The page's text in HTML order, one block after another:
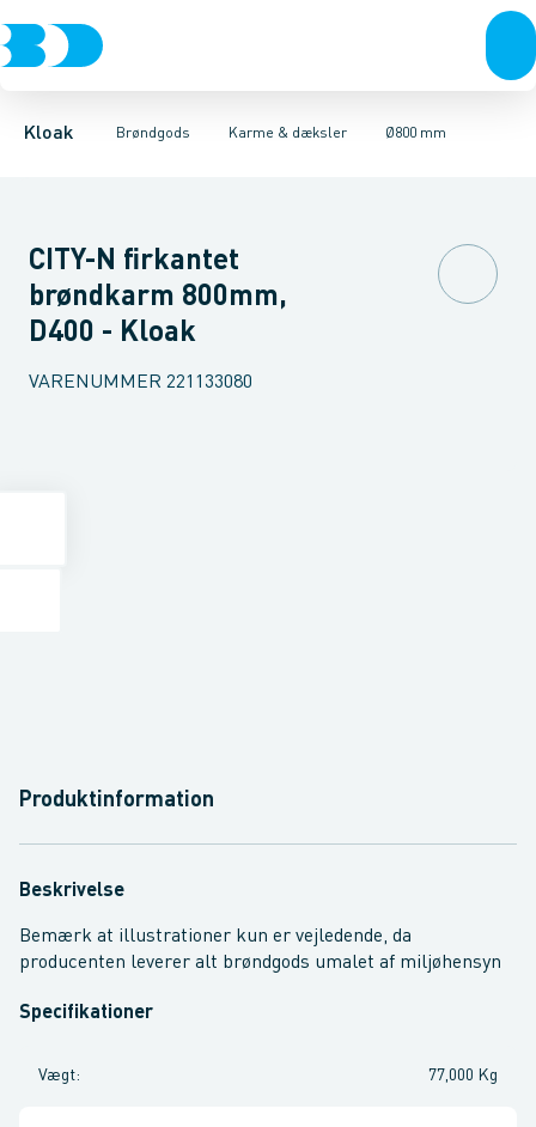
Kloak Brøndgods
Rør & fittingsBrønde BrøndgodsLinjeafvandingTanke,
Karme & dæksler
Kegler, dæksler & topringeKarme & dækslerØ800 mm
Ø280 mm Ø315 mmØ400 mmØ425 mmØ600 mm Ø800 mm
CITY-N firkantet
brøndkarm 800mm,
D400 - Kloak
VARENUMMER 221133080
Produktinformation
Beskrivelse
Bemærk at illustrationer kun er vejledende, da
producenten leverer alt brøndgods umalet af miljøhensyn
Specifikationer
Vægt: 77,000 Kg